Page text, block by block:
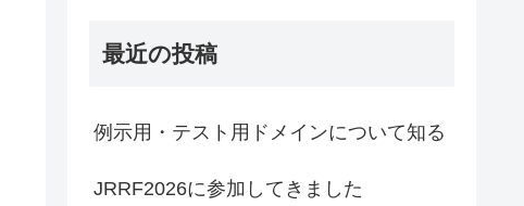
最近の投稿
例示用・テスト用ドメインについて知る
JRRF2026に参加してきました